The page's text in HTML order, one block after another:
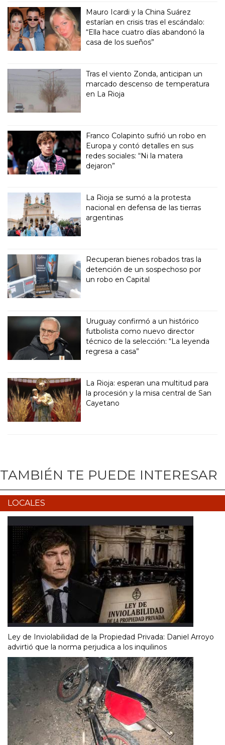
Mauro Icardi y la China Suárez
estarían en crisis tras el escándalo:
“Ella hace cuatro días abandonó la
casa de los sueños”
Tras el viento Zonda, anticipan un
marcado descenso de temperatura
en La Rioja
Franco Colapinto sufrió un robo en
Europa y contó detalles en sus
redes sociales: “Ni la matera
dejaron”
La Rioja se sumó a la protesta
nacional en defensa de las tierras
argentinas
Recuperan bienes robados tras la
detención de un sospechoso por
un robo en Capital
Uruguay confirmó a un histórico
futbolista como nuevo director
técnico de la selección: “La leyenda
regresa a casa”
La Rioja: esperan una multitud para
la procesión y la misa central de San
Cayetano
TAMBIÉN TE PUEDE INTERESAR
LOCALES
Ley de Inviolabilidad de la Propiedad Privada: Daniel Arroyo
advirtió que la norma perjudica a los inquilinos